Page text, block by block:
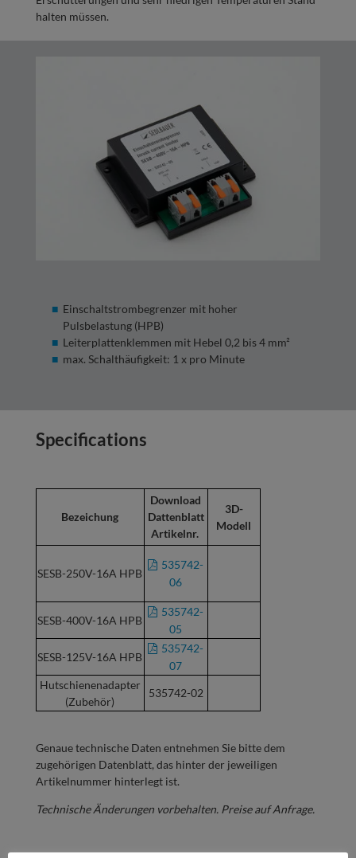
halten müssen.
Einschaltstrombegrenzer mit hoher
Pulsbelastung (HPB)
Leiterplattenklemmen mit Hebel 0,2 bis 4 mm²
max. Schalthäufigkeit: 1 x pro Minute
Specifications
Bezeichung
Download
Dattenblatt
Artikelnr.
3D-
Modell
SESB-250V-16A HPB
535742-
06
SESB-400V-16A HPB
535742-
05
SESB-125V-16A HPB
535742-
07
Hutschienenadapter
(Zubehör)
535742-02
Genaue technische Daten entnehmen Sie bitte dem
zugehörigen Datenblatt, das hinter der jeweiligen
Artikelnummer hinterlegt ist.
Technische Änderungen vorbehalten. Preise auf Anfrage.